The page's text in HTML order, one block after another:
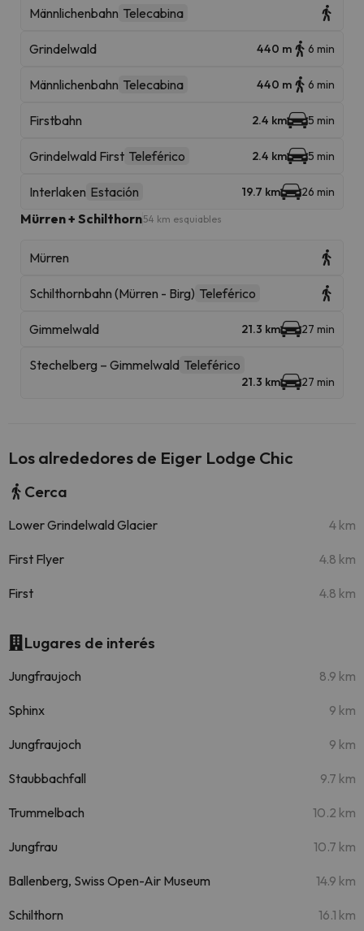
Männlichenbahn Telecabina
Grindelwald 440 m 6 min
Männlichenbahn Telecabina 440 m 6 min
Firstbahn 2.4 km 5 min
Grindelwald First Teleférico 2.4 km 5 min
Interlaken Estación 19.7 km 26 min
Mürren + Schilthorn54 km esquiables
Mürren
Schilthornbahn (Mürren - Birg) Teleférico
Gimmelwald 21.3 km 27 min
Stechelberg – Gimmelwald Teleférico
21.3 km 27 min
Los alrededores de Eiger Lodge Chic
Cerca
Lower Grindelwald Glacier 4 km
First Flyer 4.8 km
First 4.8 km
Lugares de interés
Jungfraujoch 8.9 km
Sphinx 9 km
Jungfraujoch 9 km
Staubbachfall 9.7 km
Trummelbach 10.2 km
Jungfrau 10.7 km
Ballenberg, Swiss Open-Air Museum 14.9 km
Schilthorn 16.1 km